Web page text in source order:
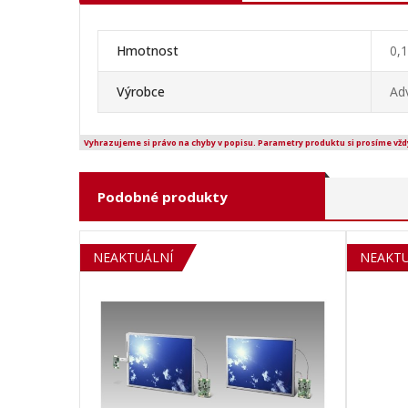
Hmotnost
Výrobce
Vyhrazujeme si právo na chyby v popisu. Parametry produktu si prosíme
Podobné produkty
NEAKTUÁLNÍ